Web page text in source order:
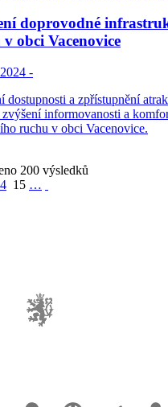
doprovodné
obci Vacenovice
-
dostupnosti a zpřístupnění
zvýšení informovanosti a
ruchu v obci Vacenovice.
200 výsledků
15 …